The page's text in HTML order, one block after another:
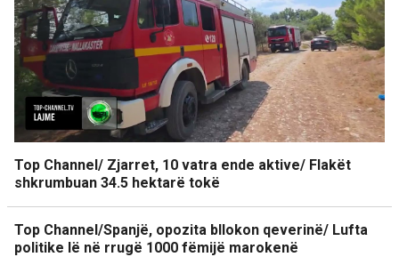
Top Channel/ Zjarret, 10 vatra ende aktive/ Flakët
shkrumbuan 34.5 hektarë tokë
Top Channel/Spanjë, opozita bllokon qeverinë/ Lufta
politike lë në rrugë 1000 fëmijë marokenë